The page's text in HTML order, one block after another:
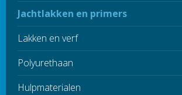
Jachtlakken en primers
Lakken en verf
Polyurethaan
Hulpmaterialen